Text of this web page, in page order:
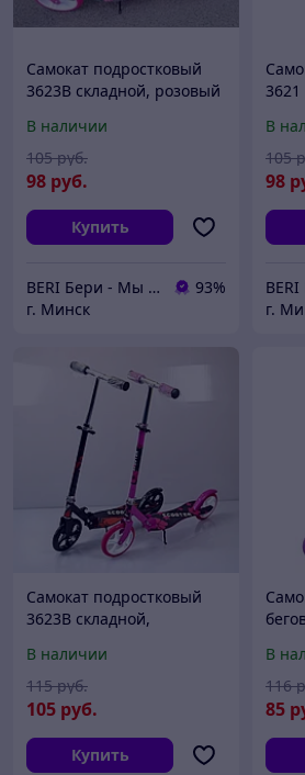
Самокат подростковый
3623B складной, розовый
В наличии
98 руб.
105 руб.
Купить
BERI Бери - Мы ненавидим демпинг, но нас вынуждают конкуренты
93%
г. Минск
3621
В
98
105
г.
Самокат подростковый
3623B складной,
подростковый, большие
колеса 200 мм, розовый
В наличии
105 руб.
115 руб.
Купить
В
85
116